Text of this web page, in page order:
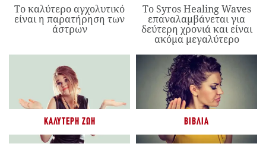
Το καλύτερο αγχολυτικό
είναι η παρατήρηση των
άστρων
Το Syros Healing Waves
επαναλαμβάνεται για
δεύτερη χρονιά και είναι
ακόμα μεγαλύτερο
ΚΑΛΎΤΕΡΗ ΖΩΉ ΒΙΒΛΊΑ